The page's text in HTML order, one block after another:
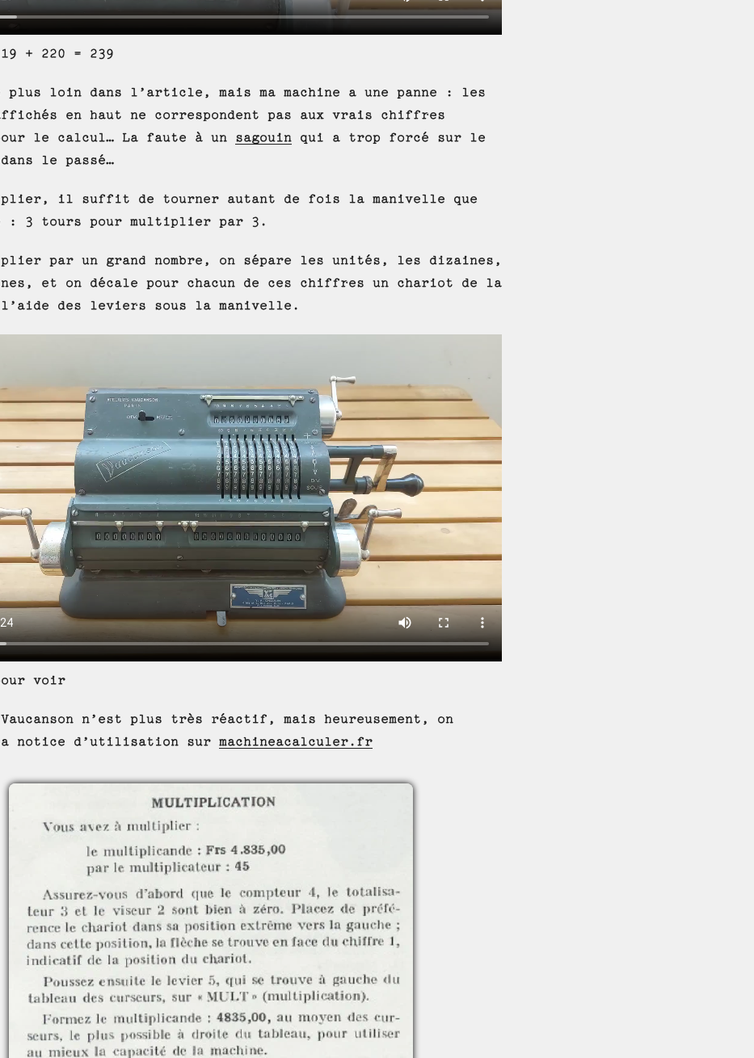
+ 220 = 239
plus loin dans l’article, mais ma machine a une panne : les
en haut ne correspondent pas aux vrais chiffres
le calcul… La faute à un sagouin qui a trop forcé sur le
dans le passé…
il suffit de tourner autant de fois la manivelle que
: 3 tours pour multiplier par 3.
par un grand nombre, on sépare les unités, les dizaines,
et on décale pour chacun de ces chiffres un chariot de la
l’aide des leviers sous la manivelle.
voir
Vaucanson n’est plus très réactif, mais heureusement, on
notice d’utilisation sur machineacalculer.fr